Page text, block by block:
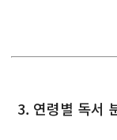
3. 연령별 독서